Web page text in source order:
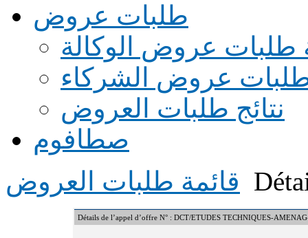
طلبات عروض
طلبات عروض الوكالة
طلبات عروض الشركاء
نتائج طلبات العروض
صطافوم
قائمة طلبات العروض
Détails de l’appel d’offre N° : DCT/ETUDES TECHNIQUES-